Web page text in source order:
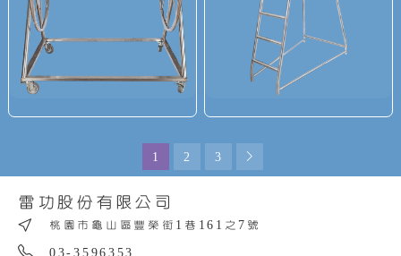
1 2 3
雷功股份有限公司
桃園市龜山區豐榮街1巷161之7號
03-3596353